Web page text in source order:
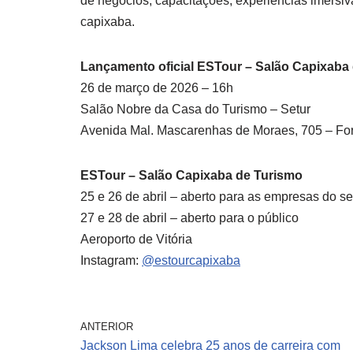
capixaba.
Lançamento oficial ESTour – Salão
26 de março de 2026 – 16h
Salão Nobre da Casa do Turismo – Setur
Avenida Mal. Mascarenhas de Moraes, 705 –
ESTour – Salão Capixaba de Turismo
25 e 26 de abril – aberto para as empresas do
27 e 28 de abril – aberto para o público
Aeroporto de Vitória
Instagram: @estourcapixaba
ANTERIOR
Jackson Lima celebra 25 anos de carreira com